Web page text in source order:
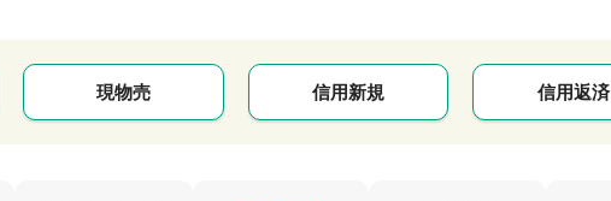
現物売 信用新規 信用返済